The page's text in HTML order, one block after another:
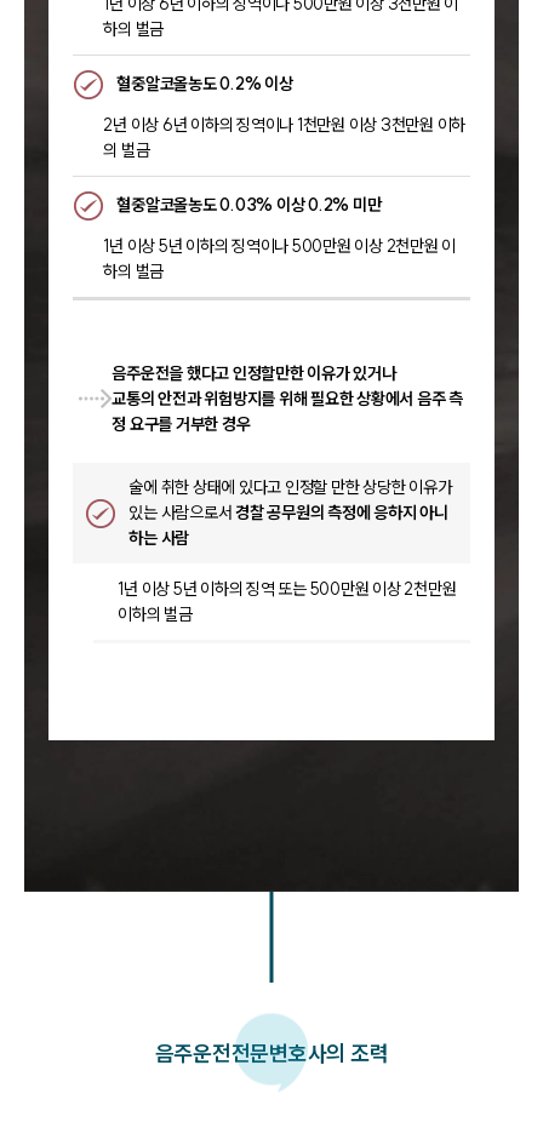
하의 벌금
혈중알코올농도 0.2% 이상
2년 이상 6년 이하의 징역이나 1천만원 이상 3천만원 이하
의 벌금
혈중알코올농도 0.03% 이상 0.2% 미만
1년 이상 5년 이하의 징역이나 500만원 이상 2천만원 이
하의 벌금
음주운전을 했다고 인정할만한 이유가 있거나
교통의 안전과 위험방지를 위해 필요한 상황에서 음주 측
정 요구를 거부한 경우
술에 취한 상태에 있다고 인정할 만한 상당한 이유가
있는 사람으로서경찰 공무원의 측정에 응하지 아니
하는 사람
1년 이상 5년 이하의 징역 또는 500만원 이상 2천만원
이하의 벌금
음주운전전문변호사의 조력